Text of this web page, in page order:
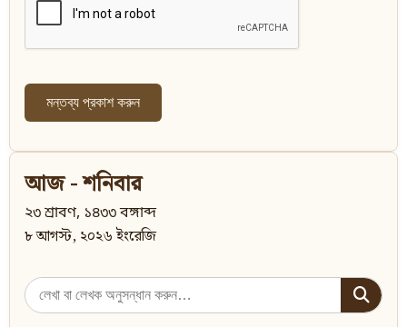
আজ - শনিবার
২৩ শ্রাবণ, ১৪৩৩ বঙ্গাব্দ
৮ আগস্ট, ২০২৬ ইংরেজি
Search
for: